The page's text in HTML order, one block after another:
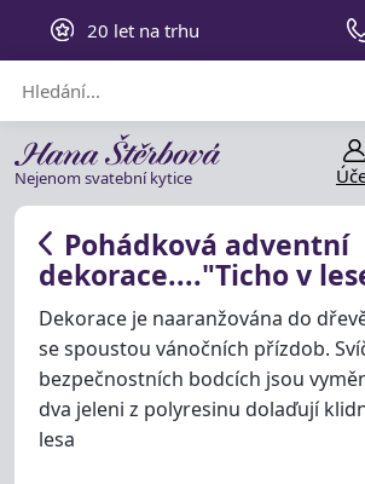
20 let na trhu
Nejenom svatební kytice
Pohádková adventní
dekorace...."Ticho v
Dekorace je naaranžována do
se spoustou vánočních přízdob.
bezpečnostních bodcích jsou
dva jeleni z polyresinu dolaďují
lesa